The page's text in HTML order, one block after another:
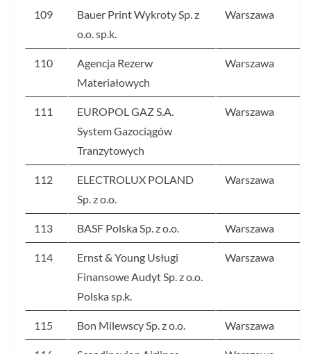
109
Bauer Print Wykroty Sp. z
o.o. sp.k.
Warszawa
110
Agencja Rezerw
Materiałowych
Warszawa
111
EUROPOL GAZ S.A.
System Gazociągów
Tranzytowych
Warszawa
112
ELECTROLUX POLAND
Sp. z o.o.
Warszawa
113 BASF Polska Sp. z o.o. Warszawa
114
Ernst & Young Usługi
Finansowe Audyt Sp. z o.o.
Polska sp.k.
Warszawa
115 Bon Milewscy Sp. z o.o. Warszawa